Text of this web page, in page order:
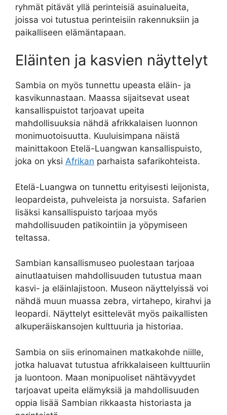
ryhmät pitävät yllä perinteisiä asuinalueita,
joissa voi tutustua perinteisiin rakennuksiin ja
paikalliseen elämäntapaan.
Eläinten ja kasvien näyttelyt
Sambia on myös tunnettu upeasta eläin- ja
kasvikunnastaan. Maassa sijaitsevat useat
kansallispuistot tarjoavat upeita
mahdollisuuksia nähdä afrikkalaisen luonnon
monimuotoisuutta. Kuuluisimpana näistä
mainittakoon Etelä-Luangwan kansallispuisto,
joka on yksi Afrikan parhaista safarikohteista.
Etelä-Luangwa on tunnettu erityisesti leijonista,
leopardeista, puhveleista ja norsuista. Safarien
lisäksi kansallispuisto tarjoaa myös
mahdollisuuden patikointiin ja yöpymiseen
teltassa.
Sambian kansallismuseo puolestaan tarjoaa
ainutlaatuisen mahdollisuuden tutustua maan
kasvi- ja eläinlajistoon. Museon näyttelyissä voi
nähdä muun muassa zebra, virtahepo, kirahvi ja
leopardi. Näyttelyt esittelevät myös paikallisten
alkuperäiskansojen kulttuuria ja historiaa.
Sambia on siis erinomainen matkakohde niille,
jotka haluavat tutustua afrikkalaiseen kulttuuriin
ja luontoon. Maan monipuoliset nähtävyydet
tarjoavat upeita elämyksiä ja mahdollisuuden
oppia lisää Sambian rikkaasta historiasta ja